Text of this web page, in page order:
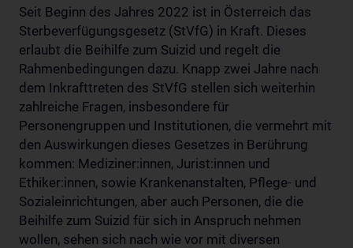
Seit Beginn des Jahres 2022 ist in Österreich das
Sterbeverfügungsgesetz (StVfG) in Kraft. Dieses
erlaubt die Beihilfe zum Suizid und regelt die
Rahmenbedingungen dazu. Knapp zwei Jahre nach
dem Inkrafttreten des StVfG stellen sich weiterhin
zahlreiche Fragen, insbesondere für
Personengruppen und Institutionen, die vermehrt mit
den Auswirkungen dieses Gesetzes in Berührung
kommen: Mediziner:innen, Jurist:innen und
Ethiker:innen, sowie Krankenanstalten, Pflege- und
Sozialeinrichtungen, aber auch Personen, die die
Beihilfe zum Suizid für sich in Anspruch nehmen
wollen, sehen sich nach wie vor mit diversen